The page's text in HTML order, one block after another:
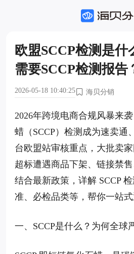
欧盟SCCP检测是什
需要SCCP检测报告
2026-05-18 10:40:25 海贝分销
2026年跨境电商合规风暴来
蜡（SCCP）检测成为速卖通
台欧盟站审核重点，大批卖
超标遭遇商品下架、链接禁
结合最新政策，详解 SCCP
准、必检品类等，帮你一站式
一、SCCP是什么？为何全球